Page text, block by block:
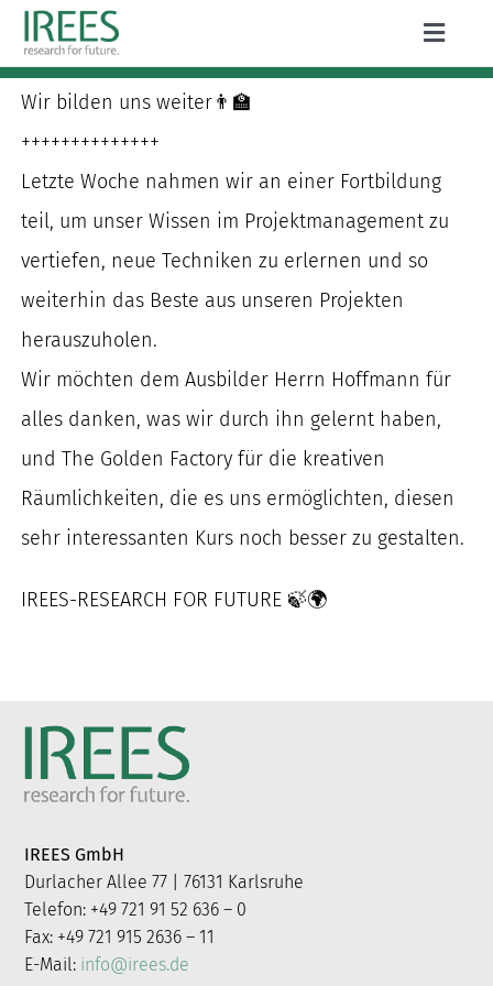
Zum
Inhalt
springen
Toggle
ÜBER UNS
PROJEKTE
PUBLIKATIONEN
KARRIERE
Wir bilden uns weiter👨‍🏫
++++++++++++++
Letzte Woche nahmen wir an einer Fortbildung
teil, um unser Wissen im Projektmanagement zu
vertiefen, neue Techniken zu erlernen und so
weiterhin das Beste aus unseren Projekten
herauszuholen.
Wir möchten dem Ausbilder Herrn Hoffmann für
alles danken, was wir durch ihn gelernt haben,
und The Golden Factory für die kreativen
Räumlichkeiten, die es uns ermöglichten, diesen
sehr interessanten Kurs noch besser zu gestalten.
IREES-RESEARCH FOR FUTURE 🍃🌍
IREES GmbH
Durlacher Allee 77 | 76131 Karlsruhe
Telefon: +49 721 91 52 636 – 0
Fax: +49 721 915 2636 – 11
E-Mail: info@irees.de